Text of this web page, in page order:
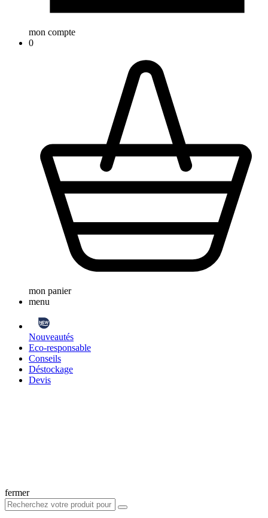
mon compte
0
mon panier
menu
Nouveautés
Eco-responsable
Conseils
Déstockage
Devis
fermer